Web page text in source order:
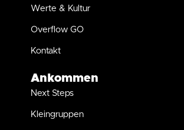
Werte & Kultur
Overflow GO
Kontakt
Ankommen
Next Steps
Kleingruppen